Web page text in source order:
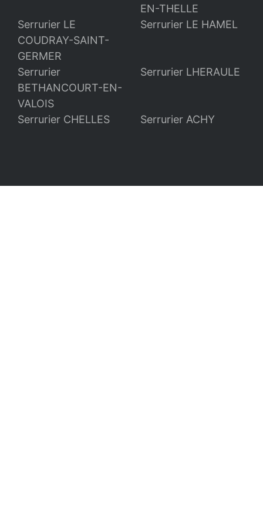
EN-THELLE
Serrurier LE
COUDRAY-SAINT-
GERMER
Serrurier LE HAMEL
Serrurier
BETHANCOURT-EN-
VALOIS
Serrurier LHERAULE
Serrurier CHELLES Serrurier ACHY